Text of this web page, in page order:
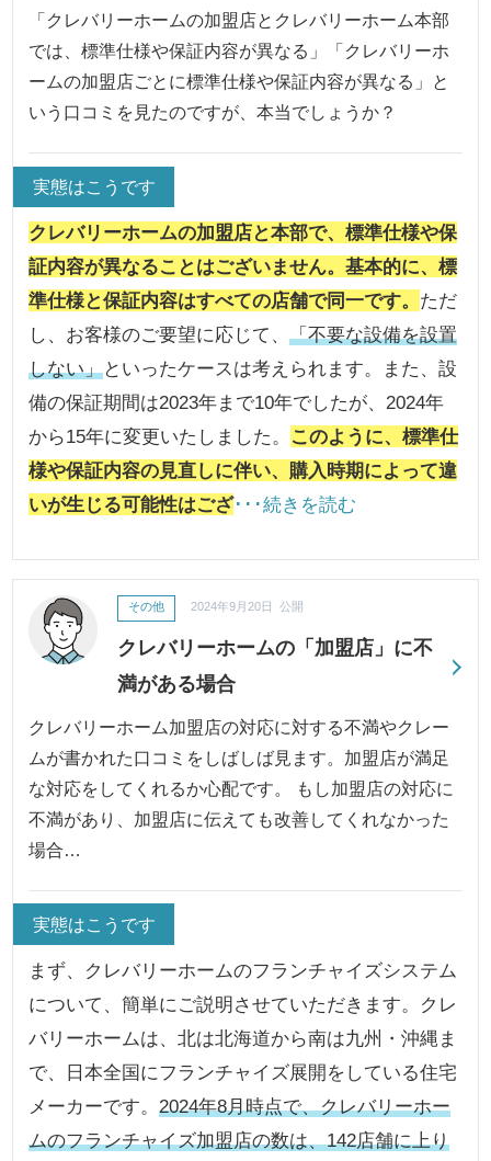
「クレバリーホームの加盟店とクレバリーホーム本部
では、標準仕様や保証内容が異なる」「クレバリーホ
ームの加盟店ごとに標準仕様や保証内容が異なる」と
いう口コミを見たのですが、本当でしょうか？
実態はこうです
クレバリーホームの加盟店と本部で、標準仕様や保
証内容が異なることはございません。基本的に、標
準仕様と保証内容はすべての店舗で同一です。 ただ
し、お客様のご要望に応じて、「不要な設備を設置
しない」といったケースは考えられます。また、設
備の保証期間は2023年まで10年でしたが、2024年
から15年に変更いたしました。 このように、標準仕
様や保証内容の見直しに伴い、購入時期によって違
いが生じる可能性はござ･･･続きを読む
クレバリーホームの「加盟店」に不
満がある場合
その他 2024年9月20日 公開
クレバリーホーム加盟店の対応に対する不満やクレー
ムが書かれた口コミをしばしば見ます。加盟店が満足
な対応をしてくれるか心配です。 もし加盟店の対応に
不満があり、加盟店に伝えても改善してくれなかった
場合…
実態はこうです
まず、クレバリーホームのフランチャイズシステム
について、簡単にご説明させていただきます。クレ
バリーホームは、北は北海道から南は九州・沖縄ま
で、日本全国にフランチャイズ展開をしている住宅
メーカーです。2024年8月時点で、クレバリーホー
ムのフランチャイズ加盟店の数は、142店舗に上り